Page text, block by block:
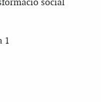
social
1